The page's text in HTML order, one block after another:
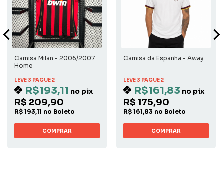
Camisa Milan - 2006/2007
Home
LEVE 3 PAGUE 2
R$193,11 no pix
R$ 209,90
R$ 193,11 no Boleto
COMPRAR
Camisa da Espanha - Away
LEVE 3 PAGUE 2
R$161,83 no pix
R$ 175,90
R$ 161,83 no Boleto
COMPRAR